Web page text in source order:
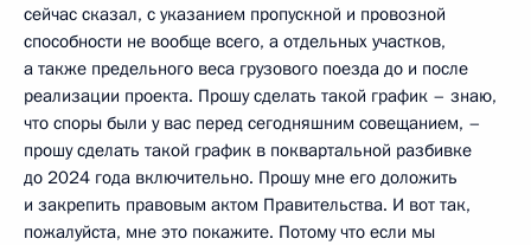
сейчас сказал, с указанием пропускной и провозной
способности не вообще всего, а отдельных участков,
а также предельного веса грузового поезда до и после
реализации проекта. Прошу сделать такой график – знаю,
что споры были у вас перед сегодняшним совещанием, –
прошу сделать такой график в поквартальной разбивке
до 2024 года включительно. Прошу мне его доложить
и закрепить правовым актом Правительства. И вот так,
пожалуйста, мне это покажите. Потому что если мы